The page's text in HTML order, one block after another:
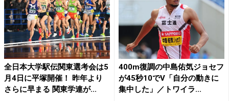
全日本大学駅伝関東選考会は5
月4日に平塚開催！ 昨年より
さらに早まる 関東学連が...
400m復調の中島佑気ジョセフ
が45秒10でV「自分の動きに
集中した」／トワイラ...